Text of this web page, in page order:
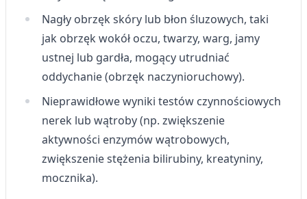
Nagły obrzęk skóry lub błon śluzowych, taki
jak obrzęk wokół oczu, twarzy, warg, jamy
ustnej lub gardła, mogący utrudniać
oddychanie (obrzęk naczynioruchowy).
Nieprawidłowe wyniki testów czynnościowych
nerek lub wątroby (np. zwiększenie
aktywności enzymów wątrobowych,
zwiększenie stężenia bilirubiny, kreatyniny,
mocznika).